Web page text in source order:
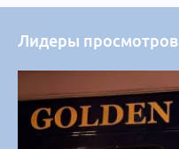
Лидеры просмотров